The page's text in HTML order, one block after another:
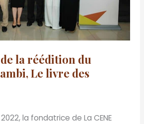
la réédition du
Le livre des
2022, la fondatrice de La CENE